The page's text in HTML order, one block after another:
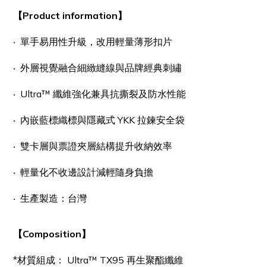
【Product information】
‧ 單手易用性升級，改用輕量薄形扣片
‧ 外層視覺融合細緻縫線與品牌經典刺繡
‧ Ultra™ 纖維強化兼具抗撕裂及防水性能
‧ 內嵌藍標織標與隱藏式 YKK 拉鍊安全袋
‧ 雙卡層與票證夾層結構提升收納效率
‧ 輕量化不收邊設計減輕隨身負擔
‧ 生產製造：台灣
【Composition】
*材質組成： Ultra™ TX95 再生聚酯纖維